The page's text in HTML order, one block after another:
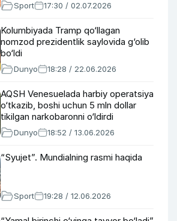
Sport 17:30 / 02.07.2026
Kolumbiyada Tramp qo‘llagan
nomzod prezidentlik saylovida g‘olib
bo‘ldi
Dunyo 18:28 / 22.06.2026
AQSH Venesuelada harbiy operatsiya
o‘tkazib, boshi uchun 5 mln dollar
tikilgan narkobaronni o‘ldirdi
Dunyo 18:52 / 13.06.2026
“Syujet”. Mundialning rasmi haqida
Sport 19:28 / 12.06.2026